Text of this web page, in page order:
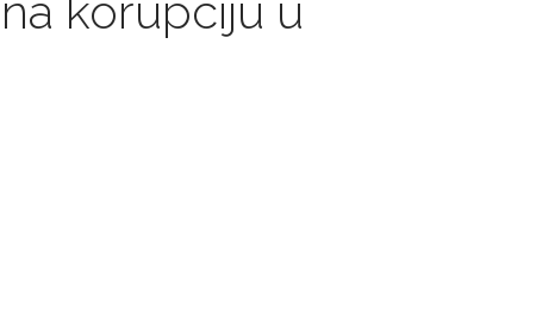
korupciju u